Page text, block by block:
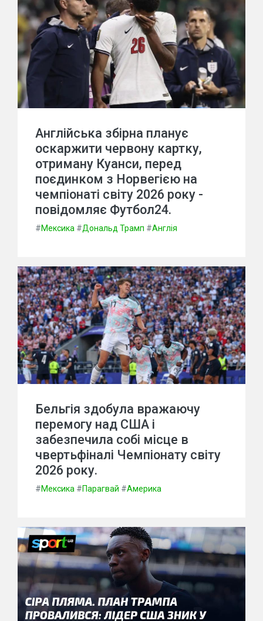
Англійська збірна планує
оскаржити червону картку,
отриману Куанси, перед
поєдинком з Норвегією на
чемпіонаті світу 2026 року -
повідомляє Футбол24.
#Мексика #Дональд Трамп #Англія
Бельгія здобула вражаючу
перемогу над США і
забезпечила собі місце в
чвертьфіналі Чемпіонату світу
2026 року.
#Мексика #Парагвай #Америка